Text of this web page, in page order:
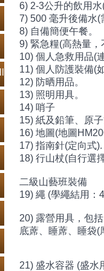
6) 2-3公升的飲用
7) 500 毫升後備水(
8) 自備簡便午餐。
9) 緊急糧(高熱量
10) 個人急救用品(
11) 個人防護裝備(
12) 防晒用品。
13) 照明用具。
14) 哨子
15) 紙及鉛筆、原
16) 地圖(地圖
17) 指南針(定向式).
18) 行山杖(自行選
二級山藝班裝備
19) 繩 (學繩結用：
20) 露營用具，包
底蓆、睡蓆、睡袋(
21) 盛水容器 (盛